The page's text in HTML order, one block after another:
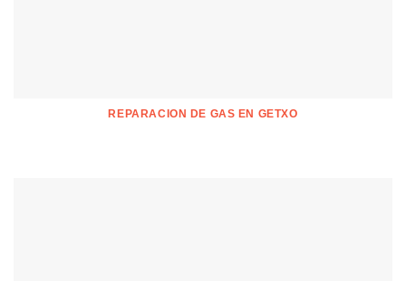
REPARACION DE GAS EN GETXO